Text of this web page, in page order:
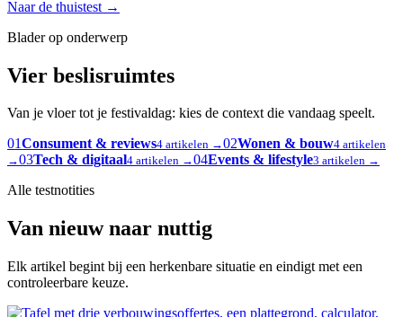
Naar de thuistest →
Blader op onderwerp
Vier beslisruimtes
Van je vloer tot je festivaldag: kies de context die vandaag speelt.
01Consument & reviews4 artikelen →02Wonen & bouw4 artikelen
→03Tech & digitaal4 artikelen →04Events & lifestyle3 artikelen →
Alle testnotities
Van nieuw naar nuttig
Elk artikel begint bij een herkenbare situatie en eindigt met een
controleerbare keuze.